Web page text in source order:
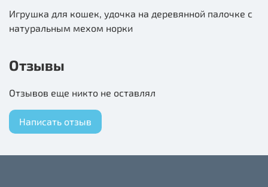
Игрушка для кошек, удочка на деревянной палочке с
натуральным мехом норки
Отзывы
Отзывов еще никто не оставлял
Написать отзыв